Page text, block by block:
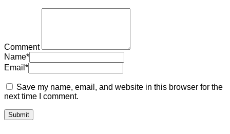
Comment
Name*
Email *
Save my name, email, and website in this browser for the
next time I comment.